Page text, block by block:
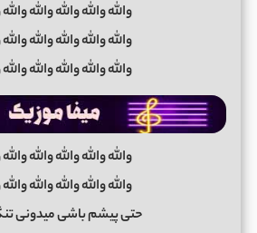
والله والله والله والله
والله والله والله والله
والله والله والله والله
والله والله والله والله
والله والله والله والله
حتی پیشم باشی میدونی